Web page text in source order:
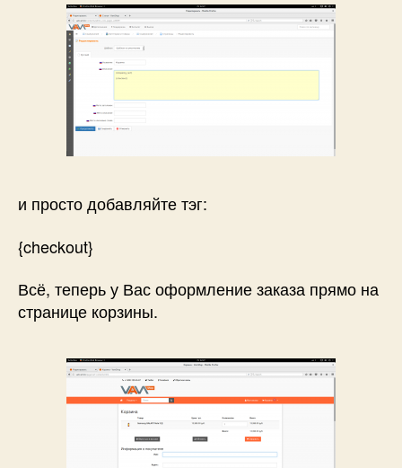
и просто добавляйте тэг:
{checkout}
Всё, теперь у Вас оформление заказа прямо на
странице корзины.